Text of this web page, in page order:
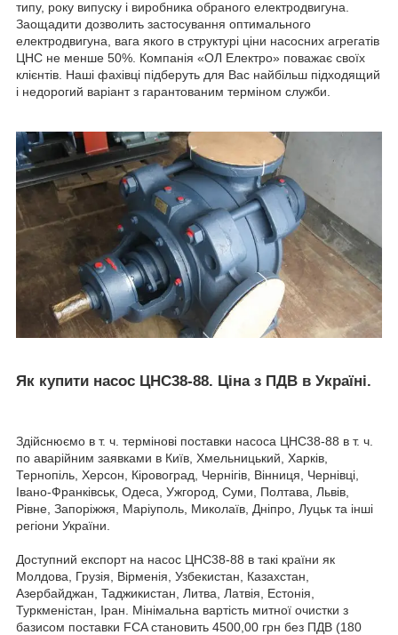
типу, року випуску і виробника обраного електродвигуна.
Заощадити дозволить застосування оптимального
електродвигуна, вага якого в структурі ціни насосних агрегатів
ЦНС не менше 50%. Компанія «ОЛ Електро» поважає своїх
клієнтів. Наші фахівці підберуть для Вас найбільш підходящий
і недорогий варіант з гарантованим терміном служби.
Як купити насос ЦНС38-88. Ціна з ПДВ в Україні.
Здійснюємо в т. ч. термінові поставки насоса ЦНС38-88 в т. ч.
по аварійним заявками в Київ, Хмельницький, Харків,
Тернопіль, Херсон, Кіровоград, Чернігів, Вінниця, Чернівці,
Івано-Франківськ, Одеса, Ужгород, Суми, Полтава, Львів,
Рівне, Запоріжжя, Маріуполь, Миколаїв, Дніпро, Луцьк та інші
регіони України.
Доступний експорт на насос ЦНС38-88 в такі країни як
Молдова, Грузія, Вірменія, Узбекистан, Казахстан,
Азербайджан, Таджикистан, Литва, Латвія, Естонія,
Туркменістан, Іран. Мінімальна вартість митної очистки з
базисом поставки FCA становить 4500,00 грн без ПДВ (180